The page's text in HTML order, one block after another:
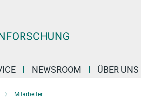
NEWSROOM ÜBER UNS
Mitarbeiter